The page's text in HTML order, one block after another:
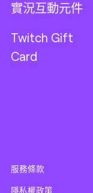
實況互動元件
Twitch Gift
Card
服務條款
隱私權政策